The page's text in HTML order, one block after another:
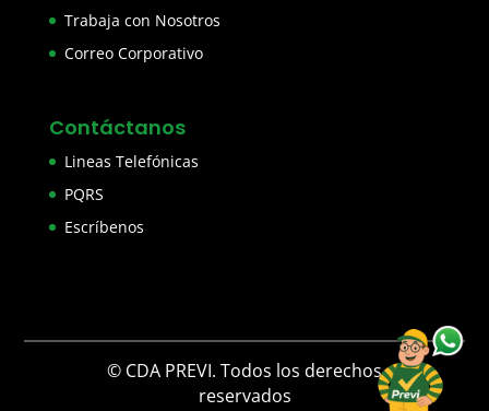
Trabaja con Nosotros
Correo Corporativo
Contáctanos
Lineas Telefónicas
PQRS
Escríbenos
© CDA PREVI. Todos los derechos
reservados